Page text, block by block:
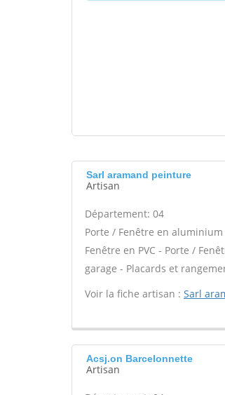
Sarl aramand peinture
Artisan
Département: 04
Porte / Fenêtre en
Fenêtre en PVC - Porte /
garage - Placards et
Voir la fiche artisan : Sarl
Acsj.on Barcelonnette
Artisan